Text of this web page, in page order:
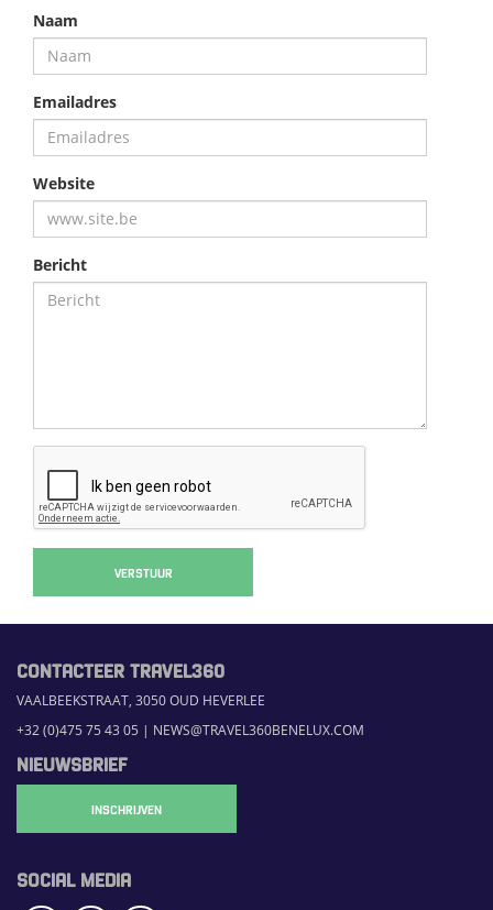
Naam
Emailadres
Website
Bericht
VERSTUUR
CONTACTEER TRAVEL360
VAALBEEKSTRAAT, 3050 OUD HEVERLEE
+32 (0)475 75 43 05 | NEWS@TRAVEL360BENELUX.COM
NIEUWSBRIEF
INSCHRIJVEN
SOCIAL MEDIA